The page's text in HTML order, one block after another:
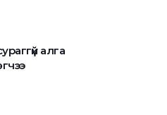
алга